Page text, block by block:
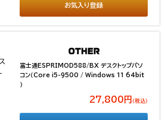
お気入り登録
富士通ESPRIMOD588/BX デスクトップパソ
コン（Core i5-9500 / Windows 11 64bit
）
27,800円 （税込）